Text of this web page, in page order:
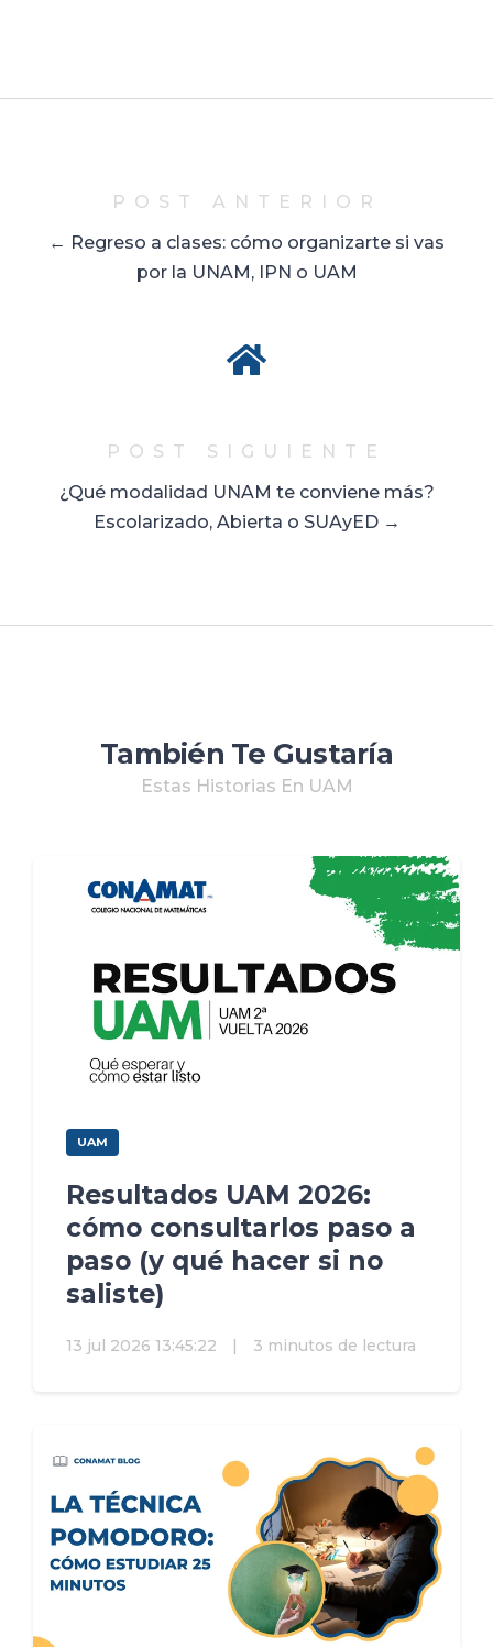
POST ANTERIOR
← Regreso a clases: cómo organizarte si vas
por la UNAM, IPN o UAM
POST SIGUIENTE
¿Qué modalidad UNAM te conviene más?
Escolarizado, Abierta o SUAyED →
También Te Gustaría
Estas Historias En UAM
UAM
Resultados UAM 2026:
cómo consultarlos paso a
paso (y qué hacer si no
saliste)
13 jul 2026 13:45:22 | 3 minutos de lectura